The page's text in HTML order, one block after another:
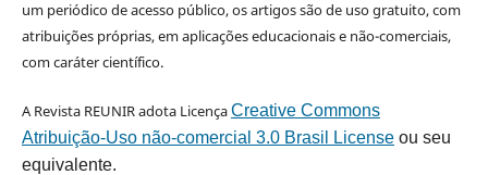
um periódico de acesso público, os artigos são de uso gratuito, com
atribuições próprias, em aplicações educacionais e não-comerciais,
com caráter científico.
A Revista REUNIR adota LicençaCreative Commons
Atribuição-Uso não-comercial 3.0 Brasil Licenseou seu
equivalente.